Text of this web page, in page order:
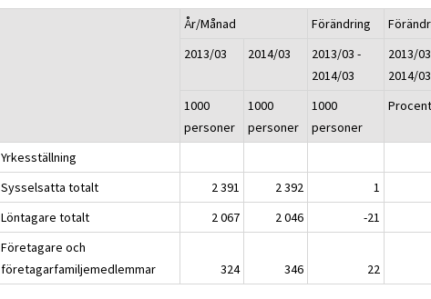
År/Månad Förändring
2013/03
2014/03
2013/03 -
2014/03
2013/
2014/03
1000
personer
1000
personer
1000
personer
Yrkesställning
Sysselsatta totalt
2 391 2 392 1
Löntagare totalt
2 067 2 046 -21
Företagare och
företagarfamiljemedlemmar
324 346 22